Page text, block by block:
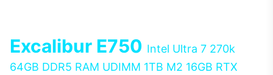
Excalibur E750 Intel Ultra 7 270k
64GB DDR5 RAM UDIMM 1TB M2 16GB RTX